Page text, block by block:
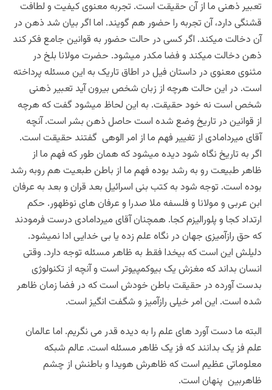
تعبیر ذهنی ما از آن حقیقت است. تجربه معنوی کیفیت و لطافت
قشنگی دارد، آن تجربه را حضور هم گویند. اما اگر بیان شد ذهن در
آن دخالت میکند. اگر کسی در حالت حضور به قوانین جامع فکر کند
ذهن دخالت میکند و فضا مکدر میشود. حضرت مولانا بلخ در
مثنوی معنوی در داستان فیل در اطاق تاریک به این مسئله پرداخته
است. در این حالت هرچه از زبان شخص بیرون آید تعبیر ذهنی
شخص است نه خود حقیقت. به این لحاظ میشود گفت که هرچه
از قوانین در تاریخ وضع شده است حاصل ذهن بشر است. آنچه
آقای میردامادی از تغییر فهم ما از امر الوهی گفتند حقیقت است.
اگر به تاریخ نگاه شود دیده میشود که همان طور که فهم ما از
ظاهر طبیعت رو به رشد بوده فهم ما از باطن طبعیت هم روبه رشد
بوده است. توجه شود به کتب بنی اسرائیل بعد قران و بعد به عرفان
ابن عربی و مولانا و فلسفه ملا صدرا و عرفان های نوظهور. حکم
ارتداد کجا و پلورالیزم کجا. همچنان آقای میردامادی درست فرمودند
که حق رازآمیزی جهان در نگاه علم زده یا بی خدایی ادا نمیشود.
دلیلش این است که بیخدا فقط به ظاهر مسئله توجه دارد. وقتی
انسان بداند که مغزش یک بیوکمپیوتر است و آنچه از تکنولوژی
بدست آورده در حقیقت باطن خودش است که در فضا زمان ظاهر
شده است. این امر خیلی رازآمیز و شگفت انگیز است.
البته ما دست آورد های علم را به دیده قدر می نگریم. اما عالمان
علم فز یک بدانند که فز یک ظاهر مسئله است. عالم شبکه
معلوماتی عظیم است که ظاهرش هویدا و باطنش از چشم
ظاهربین پنهان است.